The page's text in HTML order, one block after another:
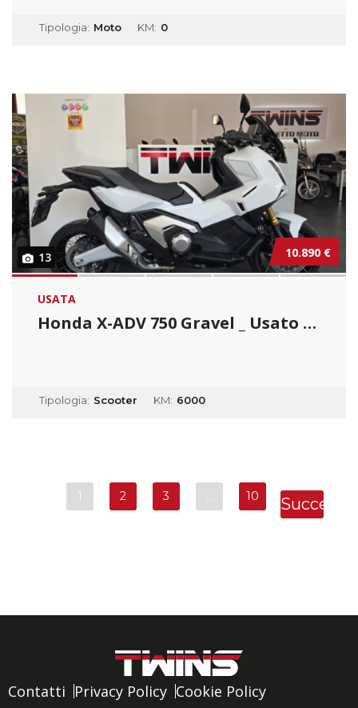
Tipologia: Moto KM: 0
13 10.890 €
USATA
Honda X-ADV 750 Gravel _ Usato Permutabile.....
Tipologia: Scooter KM: 6000
1 2 3 … 10
Contatti Privacy Policy Cookie Policy